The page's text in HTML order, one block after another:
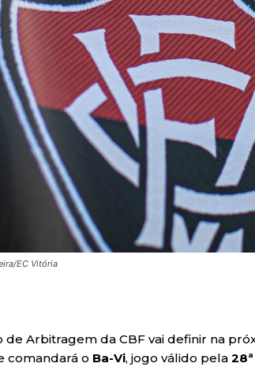
EC Vitória
de Arbitragem da CBF vai definir na
comandará o Ba-Vi, jogo válido pela